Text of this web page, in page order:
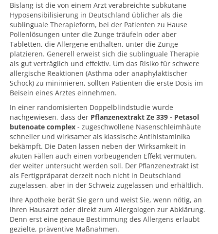
Bislang ist die von einem Arzt verabreichte subkutane
Hyposensibilisierung in Deutschland üblicher als die
sublinguale Therapieform, bei der Patienten zu Hause
Pollenlösungen unter die Zunge träufeln oder aber
Tabletten, die Allergene enthalten, unter die Zunge
platzieren. Generell erweist sich die sublinguale Therapie
als gut verträglich und effektiv. Um das Risiko für schwere
allergische Reaktionen (Asthma oder anaphylaktischer
Schock) zu minimieren, sollten Patienten die erste Dosis im
Beisein eines Arztes einnehmen.
In einer randomisierten Doppelblindstudie wurde
nachgewiesen, dass der Pflanzenextrakt Ze 339 - Petasol
butenoate complex - zugeschwollene Nasenschleimhäute
schneller und wirksamer als klassische Antihistaminika
bekämpft. Die Daten lassen neben der Wirksamkeit in
akuten Fällen auch einen vorbeugenden Effekt vermuten,
der weiter untersucht werden soll. Der Pflanzenextrakt ist
als Fertigpräparat derzeit noch nicht in Deutschland
zugelassen, aber in der Schweiz zugelassen und erhältlich.
Ihre Apotheke berät Sie gern und weist Sie, wenn nötig, an
Ihren Hausarzt oder direkt zum Allergologen zur Abklärung.
Denn erst eine genaue Bestimmung des Allergens erlaubt
gezielte, präventive Maßnahmen.